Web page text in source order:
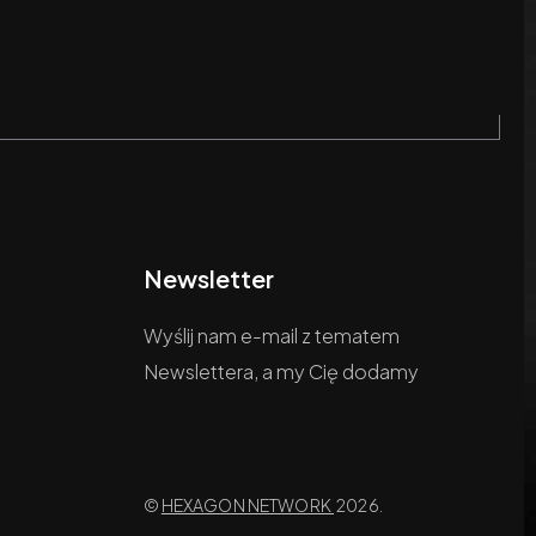
Newsletter
Wyślij nam e-mail z tematem
Newslettera, a my Cię dodamy
© HEXAGON NETWORK 2026.